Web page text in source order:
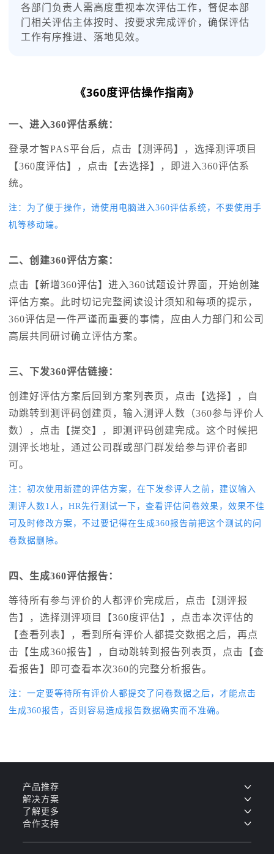
各部门负责人需高度重视本次评估工作，督促本部
门相关评估主体按时、按要求完成评价，确保评估
工作有序推进、落地见效。
《360度评估操作指南》
一、进入360评估系统：
登录才智PAS平台后，点击【测评码】，选择测评项目
【360度评估】，点击【去选择】，即进入360评估系
统。
注：为了便于操作，请使用电脑进入360评估系统，不要使用手
机等移动端。
二、创建360评估方案：
点击【新增360评估】进入360试题设计界面，开始创建
评估方案。此时切记完整阅读设计须知和每项的提示，
360评估是一件严谨而重要的事情，应由人力部门和公司
高层共同研讨确立评估方案。
三、下发360评估链接：
创建好评估方案后回到方案列表页，点击【选择】，自
动跳转到测评码创建页，输入测评人数（360参与评价人
数），点击【提交】，即测评码创建完成。这个时候把
测评长地址，通过公司群或部门群发给参与评价者即
可。
注：初次使用新建的评估方案，在下发参评人之前，建议输入
测评人数1人，HR先行测试一下，查看评估问卷效果，效果不佳
可及时修改方案，不过要记得在生成360报告前把这个测试的问
卷数据删除。
四、生成360评估报告：
等待所有参与评价的人都评价完成后，点击【测评报
告】，选择测评项目【360度评估】，点击本次评估的
【查看列表】，看到所有评价人都提交数据之后，再点
击【生成360报告】，自动跳转到报告列表页，点击【查
看报告】即可查看本次360的完整分析报告。
注：一定要等待所有评价人都提交了问卷数据之后，才能点击
生成360报告，否则容易造成报告数据确实而不准确。
产品推荐
解决方案
了解更多
合作支持